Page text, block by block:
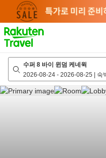
page
수퍼 8 바이 윈덤 케네윅
2026-08-24 - 2026-08-25 | 숙